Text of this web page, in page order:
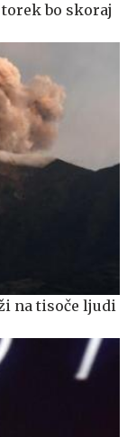
bo skoraj
na tisoče ljudi